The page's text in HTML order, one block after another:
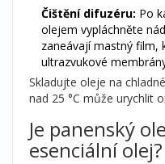
Čištění difuzéru: Po
olejem vypláchněte
zaneávají mastný film,
ultrazvukové
Skladujte oleje na
nad 25 °C může urychlit
Je panenský
esenciální olej?